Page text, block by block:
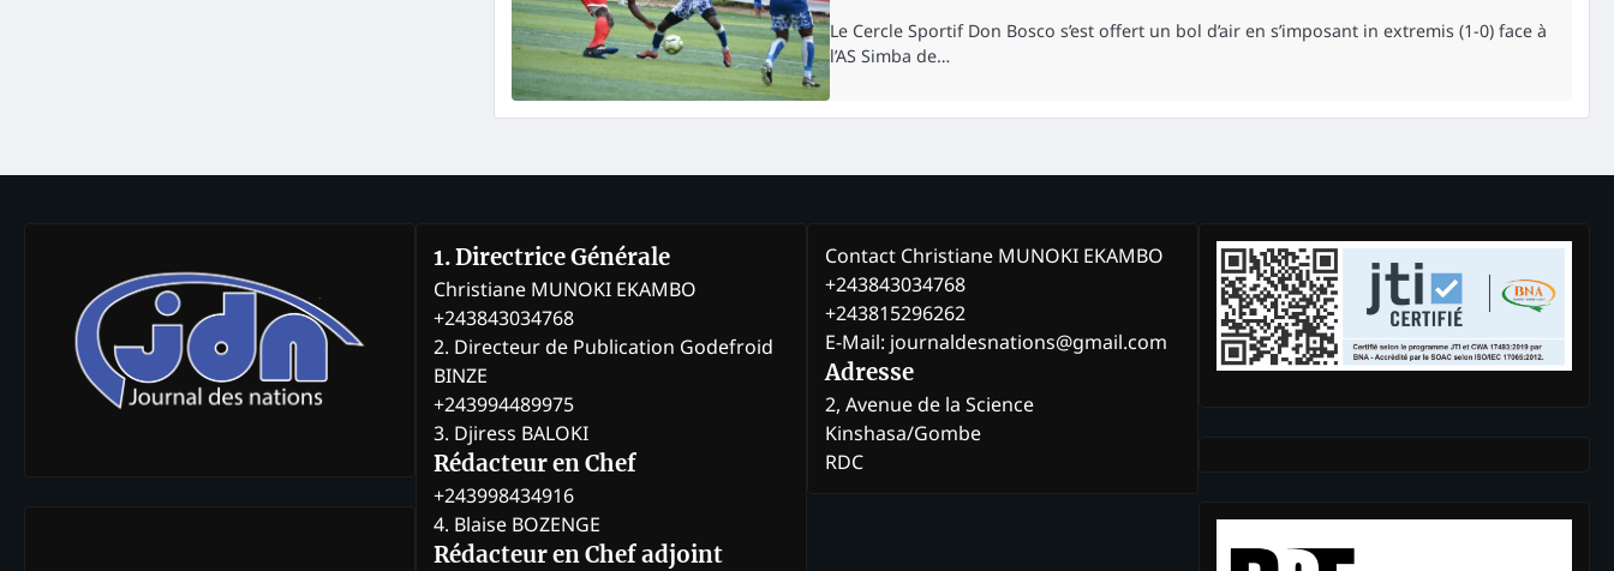
Le Cercle Sportif Don Bosco s’est offert un bol d’air en s’imposant in extremis (1-0) face à
l’AS Simba de…
1. Directrice Générale
Christiane MUNOKI EKAMBO
+243843034768
2. Directeur de Publication Godefroid
BINZE
+243994489975
3. Djiress BALOKI
Rédacteur en Chef
+243998434916
4. Blaise BOZENGE
Rédacteur en Chef adjoint
Contact Christiane MUNOKI EKAMBO
+243843034768
+243815296262
E-Mail: journaldesnations@gmail.com
Adresse
2, Avenue de la Science
Kinshasa/Gombe
RDC